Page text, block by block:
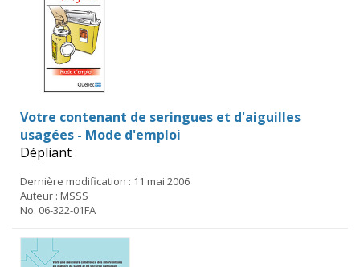
Votre contenant de seringues et d'aiguilles
usagées - Mode d'emploi
Dépliant
Dernière modification : 11 mai 2006
Auteur : MSSS
No. 06-322-01FA